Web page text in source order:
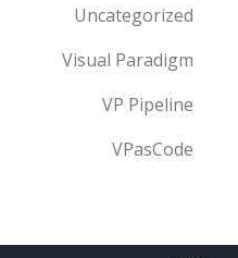
Uncategorized
Visual Paradigm
VP Pipeline
VPasCode